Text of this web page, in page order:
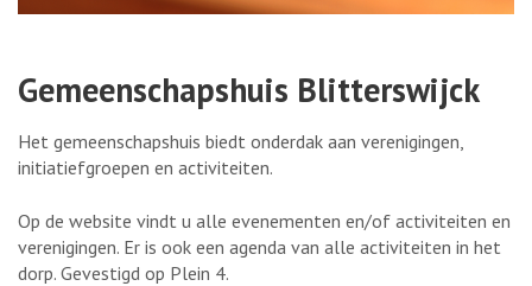
Gemeenschapshuis Blitterswijck
Het gemeenschapshuis biedt onderdak aan verenigingen,
initiatiefgroepen en activiteiten.
Op de website vindt u alle evenementen en/of activiteiten en
verenigingen. Er is ook een agenda van alle activiteiten in het
dorp. Gevestigd op Plein 4.